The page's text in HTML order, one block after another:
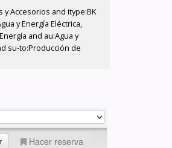
y Accesorios and itype:BK
y Energía Eléctrica,
and au:Agua y
su-to:Producción de
Hacer reserva